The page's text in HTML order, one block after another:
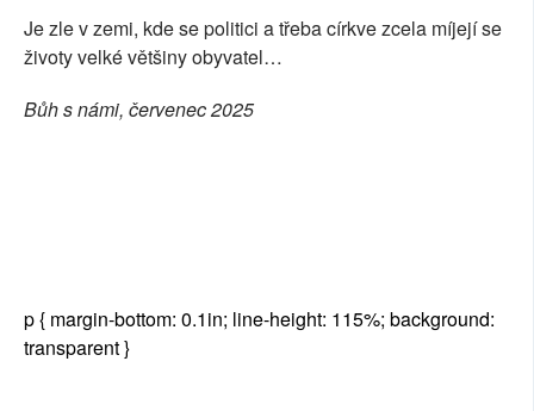
Je zle v zemi, kde se politici a třeba církve zcela míjejí se
životy velké většiny obyvatel…
Bůh s námi, červenec 2025
p { margin-bottom: 0.1in; line-height: 115%; background:
transparent }